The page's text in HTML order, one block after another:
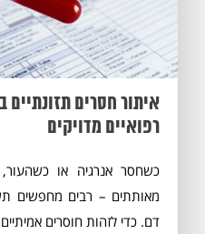
איתור חסרים
רפואיים מדויקים
כשחסר אנרגיה או
מאותתים – רבים מחפשים
דם. כדי לזהות חוסרים